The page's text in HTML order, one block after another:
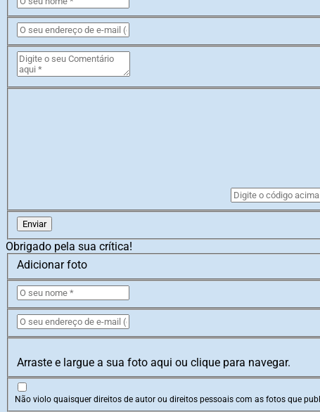
Enviar
Obrigado pela sua crítica!
Adicionar foto
Arraste e largue a sua foto aqui ou clique para navegar.
Não violo quaisquer direitos de autor ou direitos pessoais com as fotos que